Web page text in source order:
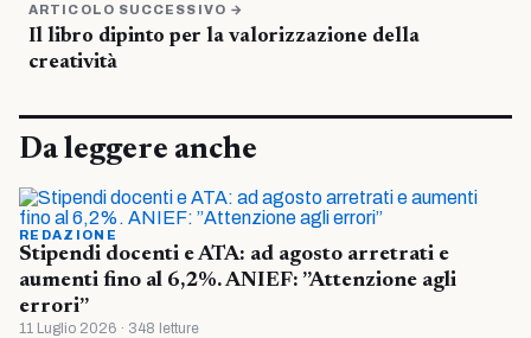
ARTICOLO SUCCESSIVO →
Il libro dipinto per la valorizzazione della
creatività
Da leggere anche
REDAZIONE
Stipendi docenti e ATA: ad agosto arretrati e
aumenti fino al 6,2%. ANIEF: ”Attenzione agli
errori”
11 Luglio 2026 · 348 letture